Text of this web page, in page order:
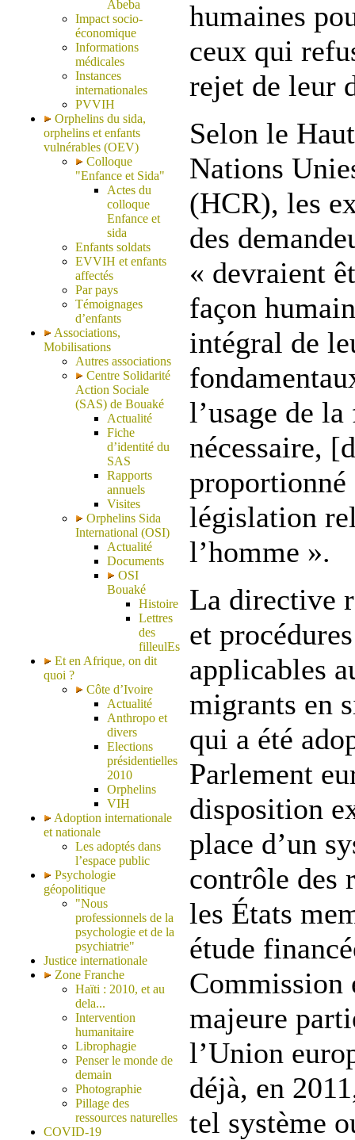
Abeba
Impact socio-
économique
Informations
médicales
Instances
internationales
PVVIH
Orphelins du sida,
orphelins et enfants
vulnérables (OEV)
Colloque
"Enfance et Sida"
Actes du
colloque
Enfance et
sida
Enfants soldats
EVVIH et enfants
affectés
Par pays
Témoignages
d’enfants
Associations,
Mobilisations
Autres associations
Centre Solidarité
Action Sociale
(SAS) de Bouaké
Actualité
Fiche
d’identité du
SAS
Rapports
annuels
Visites
Orphelins Sida
International (OSI)
Actualité
Documents
OSI
Bouaké
Histoire
Lettres
des
filleulEs
Et en Afrique, on dit
quoi ?
Côte d’Ivoire
Actualité
Anthropo et
divers
Elections
présidentielles
2010
Orphelins
VIH
Adoption internationale
et nationale
Les adoptés dans
l’espace public
Psychologie
géopolitique
"Nous
professionnels de la
psychologie et de la
psychiatrie"
Justice internationale
Zone Franche
Haïti : 2010, et au
dela...
Intervention
humanitaire
Librophagie
Penser le monde de
demain
Photographie
Pillage des
ressources naturelles
COVID-19
humaines
ceux qui
rejet de leur
Selon le
Nations
(HCR), les
des
« devraient
façon
intégral de
l’usage de
nécessaire,
proportionné
législation
l’homme ».
La directive
et
applicables
migrants en
qui a été
Parlement
disposition
place d’un
contrôle des
les États
étude
Commission
majeure
l’Union
déjà, en
tel système